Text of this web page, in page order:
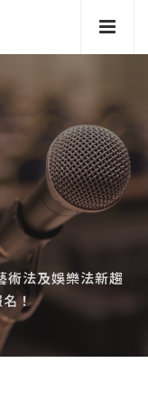
術法及娛樂法新趨
名！